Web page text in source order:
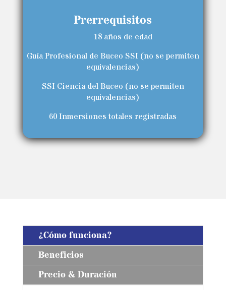
Prerrequisitos
18 años de edad
Guía Profesional de Buceo SSI (no se permiten
equivalencias)
SSI Ciencia del Buceo (no se permiten
equivalencias)
60 Inmersiones totales registradas
¿Cómo funciona?
Beneficios
Precio & Duración